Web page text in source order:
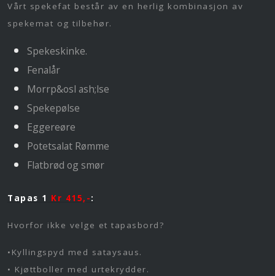
Vårt spekefat består av en herlig kombinasjon av
spekemat og tilbehør.
Spekeskinke.
Fenalår
Morrp&osl ash;lse
Spekepølse
Eggereøre
Potetsalat Rømme
Flatbrød og smør
Tapas 1 Kr 415,-:
Hvorfor ikke velge et tapasbord?
•Kyllingspyd med sataysaus.
• Kjøttboller med urtekrydder.